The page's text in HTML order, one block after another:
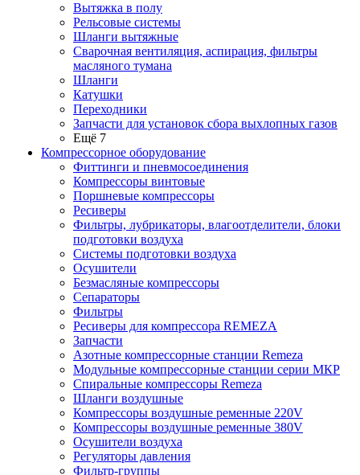
Вытяжка в полу
Рельсовые системы
Шланги вытяжные
Сварочная вентиляция, аспирация, фильтры
масляного тумана
Шланги
Катушки
Переходники
Запчасти для установок сбора выхлопных газов
Ещё 7
Компрессорное оборудование
Фиттинги и пневмосоединения
Компрессоры винтовые
Поршневые компрессоры
Ресиверы
Фильтры, лубрикаторы, влагоотделители, блоки
подготовки воздуха
Системы подготовки воздуха
Осушители
Безмасляные компрессоры
Сепараторы
Фильтры
Ресиверы для компрессора REMEZA
Запчасти
Азотные компрессорные станции Remeza
Модульные компрессорные станции серии МКР
Спиральные компрессоры Remeza
Шланги воздушные
Компрессоры воздушные ременные 220V
Компрессоры воздушные ременные 380V
Осушители воздуха
Регуляторы давления
Фильтр-группы